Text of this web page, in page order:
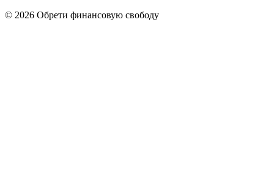
© 2026 Обрети финансовую свободу